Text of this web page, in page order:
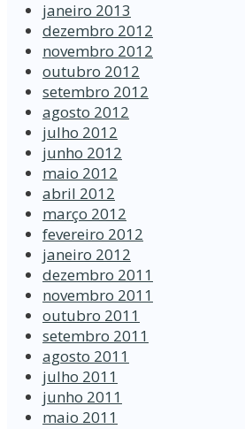
janeiro 2013
dezembro 2012
novembro 2012
outubro 2012
setembro 2012
agosto 2012
julho 2012
junho 2012
maio 2012
abril 2012
março 2012
fevereiro 2012
janeiro 2012
dezembro 2011
novembro 2011
outubro 2011
setembro 2011
agosto 2011
julho 2011
junho 2011
maio 2011